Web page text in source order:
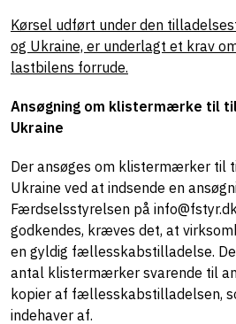
Kørsel udført under den
og Ukraine, er underlagt et krav
lastbilens forrude.
Ansøgning om klistermærke til
Ukraine
Der ansøges om klistermærker til
Ukraine ved at indsende en
Færdselsstyrelsen på
godkendes, kræves det, at
en gyldig fællesskabstilladelse.
antal klistermærker svarende til
kopier af fællesskabstilladelsen,
indehaver af.